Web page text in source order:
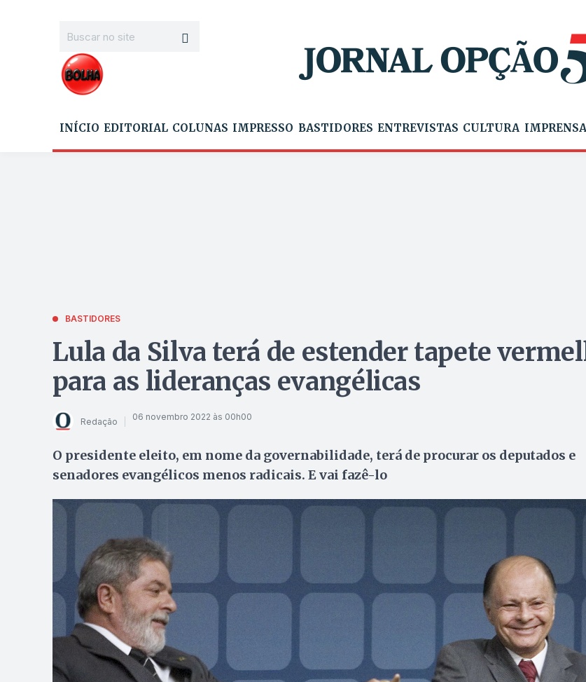
INÍCIO EDITORIAL COLUNAS IMPRESSO BASTIDORES ENTREVISTAS CULTURA IMPRENSA
BASTIDORES
Lula da Silva terá de estender tapete
para as lideranças evangélicas
Redação 06 novembro 2022 às 00h00
O presidente eleito, em nome da governabilidade, terá de procurar os deputados e
senadores evangélicos menos radicais. E vai fazê-lo